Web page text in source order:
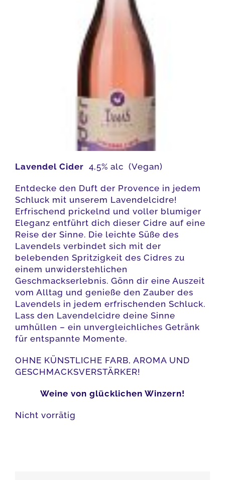
Lavendel Cider 4,5% alc (Vegan)
Entdecke den Duft der Provence in jedem
Schluck mit unserem Lavendelcidre!
Erfrischend prickelnd und voller blumiger
Eleganz entführt dich dieser Cidre auf eine
Reise der Sinne. Die leichte Süße des
Lavendels verbindet sich mit der
belebenden Spritzigkeit des Cidres zu
einem unwiderstehlichen
Geschmackserlebnis. Gönn dir eine Auszeit
vom Alltag und genieße den Zauber des
Lavendels in jedem erfrischenden Schluck.
Lass den Lavendelcidre deine Sinne
umhüllen – ein unvergleichliches Getränk
für entspannte Momente.
OHNE KÜNSTLICHE FARB, AROMA UND
GESCHMACKSVERSTÄRKER!
Weine von glücklichen Winzern!
Nicht vorrätig